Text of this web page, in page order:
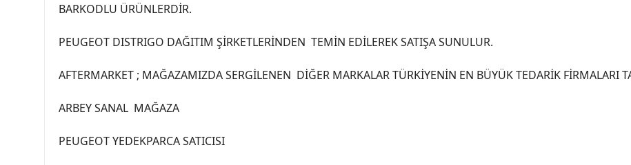
BARKODLU ÜRÜNLERDİR.
PEUGEOT DISTRIGO DAĞITIM ŞİRKETLERİNDEN TEMİN EDİLEREK SATIŞA SUNULUR.
AFTERMARKET ; MAĞAZAMIZDA SERGİLENEN DİĞER MARKALAR TÜRKİYENİN EN BÜYÜK TEDARİK FİRMALARI
ARBEY SANAL MAĞAZA
PEUGEOT YEDEKPARCA SATICISI